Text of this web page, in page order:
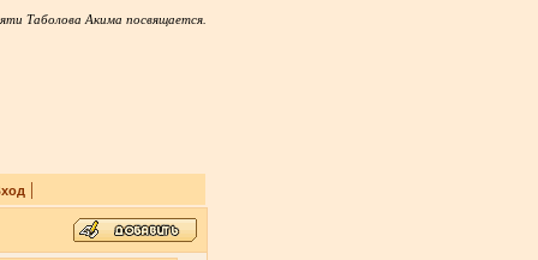
Таболова Акима посвящается.
|